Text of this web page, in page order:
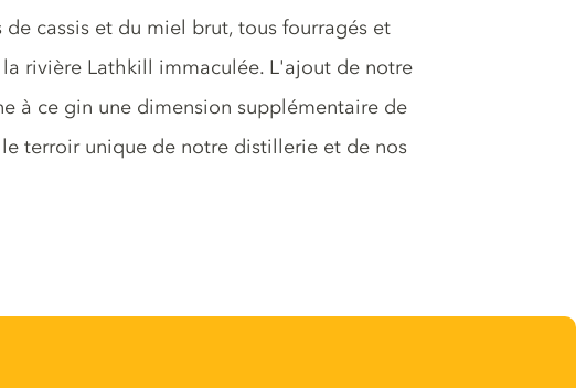
cassis et du miel brut, tous fourragés et
rivière Lathkill immaculée. L'ajout de notre
à ce gin une dimension supplémentaire de
terroir unique de notre distillerie et de nos